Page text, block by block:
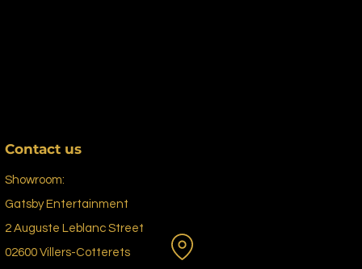
Contact us
Showroom:
Gatsby Entertainment
2 Auguste Leblanc Street
02600 Villers-Cotterets